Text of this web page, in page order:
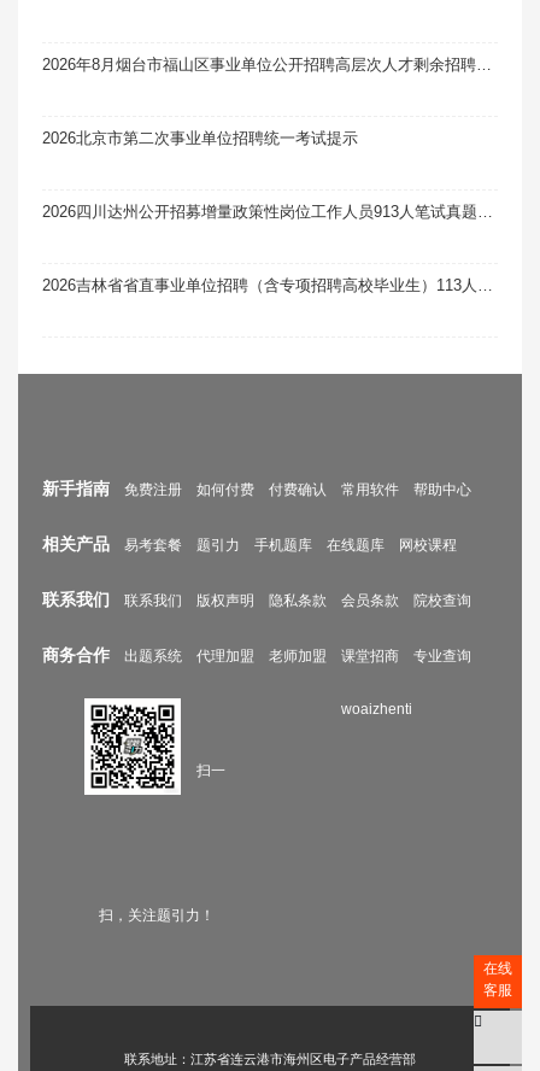
2026北京市第二次事业单位招聘统一考试提示
新手指南 免费注册 如何付费 付费确认 常用软件 帮助中心
相关产品 易考套餐 题引力 手机题库 在线题库 网校课程
联系我们 联系我们 版权声明 隐私条款 会员条款 院校查询
商务合作 出题系统 代理加盟 老师加盟 课堂招商 专业查询
扫一
扫，关注题引力！
woaizhenti
联系地址：江苏省连云港市海州区电子产品经营部
在线
客服